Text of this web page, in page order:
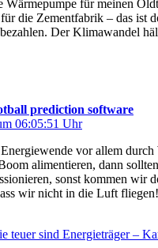
Wärmepumpe für meinen
die Zementfabrik – das ist
Der Klimawandel
prediction software
06:05:51 Uhr
vor allem
alimentieren, dann
sonst kommen wir
wir nicht in die Luft fliegen!
teuer sind Energieträger –